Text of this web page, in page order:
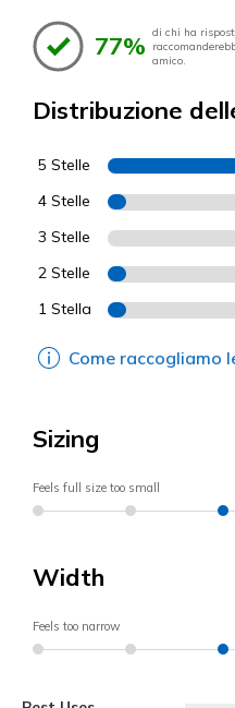
77% di chi ha
amico.
Distribuzione
5 Stelle
4 Stelle
3 Stelle
2 Stelle
1 Stella
Come raccogliamo
Sizing
Feels full size too small
Width
Feels too narrow